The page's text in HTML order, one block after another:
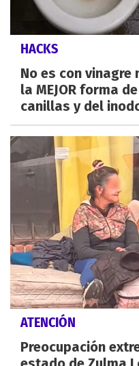
HACKS
No es con
la MEJOR forma
canillas y del
ATENCIÓN
Preocupación